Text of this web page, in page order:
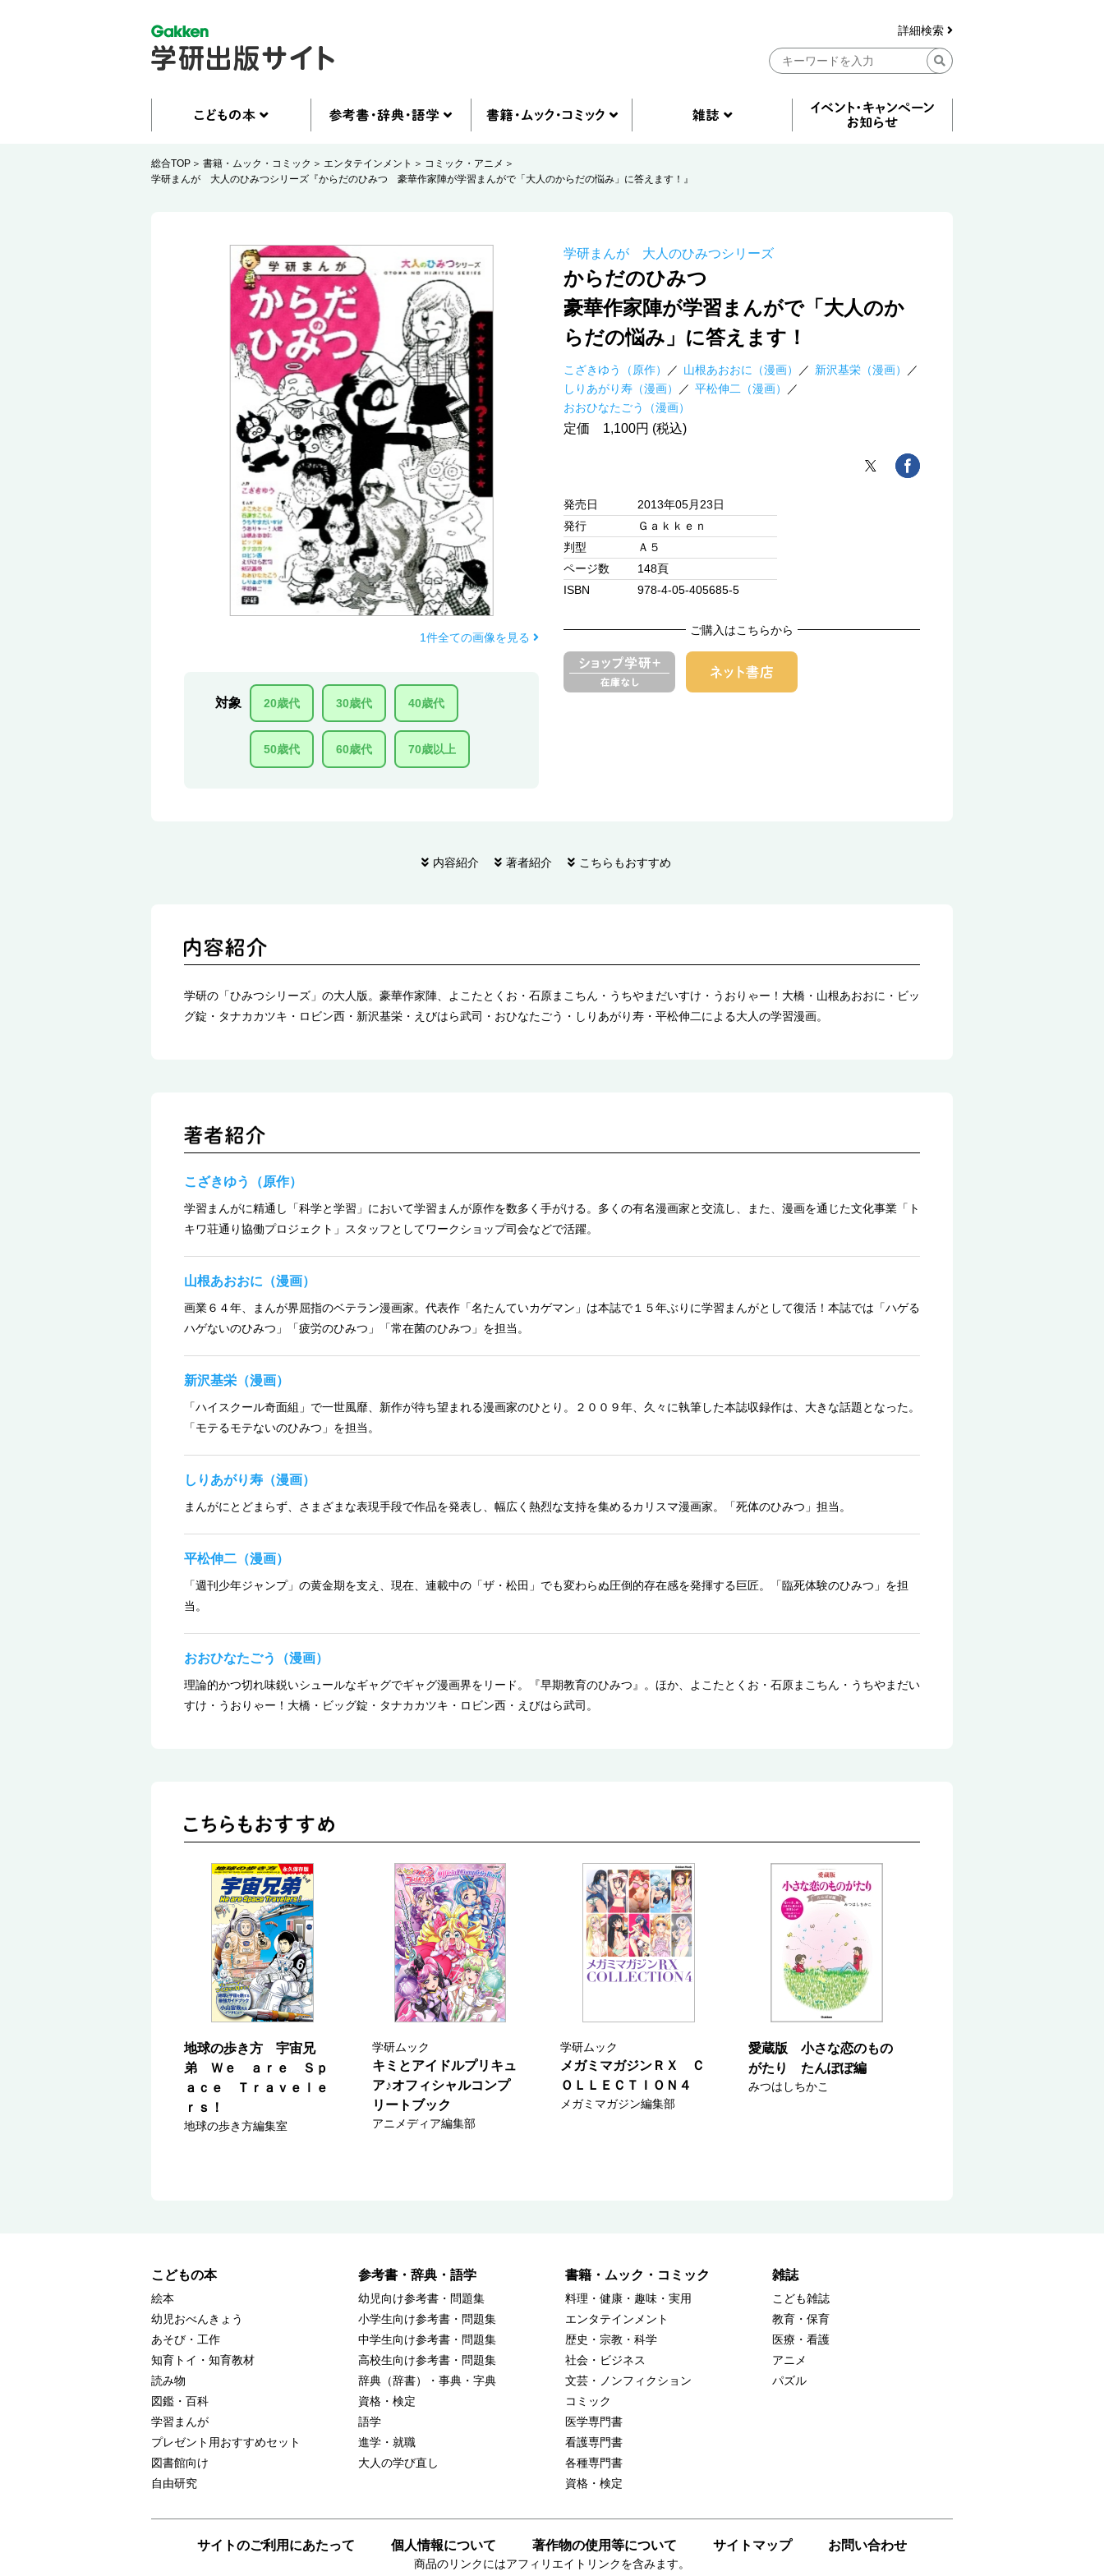
詳細検索
総合TOP 書籍・ムック・コミック エンタテインメント
コミック・アニメ
学研まんが 大人のひみつシリーズ『からだのひみつ 豪華作家陣が学習まんがで「大人のからだの悩み」に答えます！』
1件全ての画像を見る
対象 20歳代 30歳代 40歳代
50歳代 60歳代 70歳以上
学研まんが 大人のひみつシリーズ
からだのひみつ
豪華作家陣が学習まんがで「大人のか
らだの悩み」に答えます！
こざきゆう（原作） 山根あおおに（漫画）
新沢基栄（漫画）
しりあがり寿（漫画）
平松伸二（漫画）
おおひなたごう（漫画）
定価 1,100円 (税込)
発売日
2013年05月23日
発行
Ｇａｋｋｅｎ
判型
Ａ５
ページ数
148頁
ISBN
978-4-05-405685-5
ご購入はこちらから
内容紹介 著者紹介 こちらもおすすめ
学研の「ひみつシリーズ」の大人版。豪華作家陣、よこたとくお・石原まこちん・うちやまだいすけ・うおりゃー！大橋・山根あおおに・ビッ
グ錠・タナカカツキ・ロビン西・新沢基栄・えびはら武司・おひなたごう・しりあがり寿・平松伸二による大人の学習漫画。
こざきゆう（原作）
学習まんがに精通し「科学と学習」において学習まんが原作を数多く手がける。多くの有名漫画家と交流し、また、漫画を通じた文化事業「ト
キワ荘通り協働プロジェクト」スタッフとしてワークショップ司会などで活躍。
山根あおおに（漫画）
画業６４年、まんが界屈指のベテラン漫画家。代表作「名たんていカゲマン」は本誌で１５年ぶりに学習まんがとして復活！本誌では「ハゲる
ハゲないのひみつ」「疲労のひみつ」「常在菌のひみつ」を担当。
新沢基栄（漫画）
「ハイスクール奇面組」で一世風靡、新作が待ち望まれる漫画家のひとり。２００９年、久々に執筆した本誌収録作は、大きな話題となった。
「モテるモテないのひみつ」を担当。
しりあがり寿（漫画）
まんがにとどまらず、さまざまな表現手段で作品を発表し、幅広く熱烈な支持を集めるカリスマ漫画家。「死体のひみつ」担当。
平松伸二（漫画）
「週刊少年ジャンプ」の黄金期を支え、現在、連載中の「ザ・松田」でも変わらぬ圧倒的存在感を発揮する巨匠。「臨死体験のひみつ」を担
当。
おおひなたごう（漫画）
理論的かつ切れ味鋭いシュールなギャグでギャグ漫画界をリード。『早期教育のひみつ』。ほか、よこたとくお・石原まこちん・うちやまだい
すけ・うおりゃー！大橋・ビッグ錠・タナカカツキ・ロビン西・えびはら武司。
地球の歩き方 宇宙兄
弟 Ｗｅ ａｒｅ Ｓｐ
ａｃｅ Ｔｒａｖｅｌｅ
ｒｓ！
地球の歩き方編集室
学研ムック
キミとアイドルプリキュ
ア♪オフィシャルコンプ
リートブック
アニメディア編集部
学研ムック
メガミマガジンＲＸ Ｃ
ＯＬＬＥＣＴＩＯＮ４
メガミマガジン編集部
愛蔵版 小さな恋のもの
がたり たんぽぽ編
みつはしちかこ
こどもの本
絵本
幼児おべんきょう
あそび・工作
知育トイ・知育教材
読み物
図鑑・百科
学習まんが
プレゼント用おすすめセット
図書館向け
自由研究
参考書・辞典・語学
幼児向け参考書・問題集
小学生向け参考書・問題集
中学生向け参考書・問題集
高校生向け参考書・問題集
辞典（辞書）・事典・字典
資格・検定
語学
進学・就職
大人の学び直し
書籍・ムック・コミック
料理・健康・趣味・実用
エンタテインメント
歴史・宗教・科学
社会・ビジネス
文芸・ノンフィクション
コミック
医学専門書
看護専門書
各種専門書
資格・検定
雑誌
こども雑誌
教育・保育
医療・看護
アニメ
パズル
サイトのご利用にあたって 個人情報について 著作物の使用等について サイトマップ お問い合わせ
商品のリンクにはアフィリエイトリンクを含みます。